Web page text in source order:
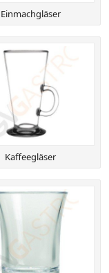
Einmachgläser
Kaffeegläser